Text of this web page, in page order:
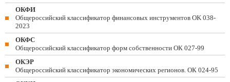
ОКФИ
Общероссийский классификатор финансовых инструментов OK 038-
2023
ОКФС
Общероссийский классификатор форм собственности ОК 027-99
ОКЭР
Общероссийский классификатор экономических регионов. ОК 024-95